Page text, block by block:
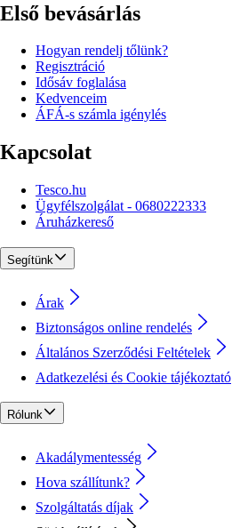
Első bevásárlás
Hogyan rendelj tőlünk?
Regisztráció
Idősáv foglalása
Kedvenceim
ÁFÁ-s számla igénylés
Kapcsolat
Tesco.hu
Ügyfélszolgálat - 0680222333
Áruházkereső
Segítünk
Árak
Biztonságos online rendelés
Általános Szerződési Feltételek
Adatkezelési és Cookie tájékoztató
Rólunk
Akadálymentesség
Hova szállítunk?
Szolgáltatás díjak